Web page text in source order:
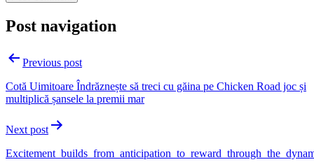
Post navigation
Previous post
Cotă Uimitoare Îndrăznește să treci cu găina pe Chicken Road joc și
multiplică șansele la premii mar
Next post